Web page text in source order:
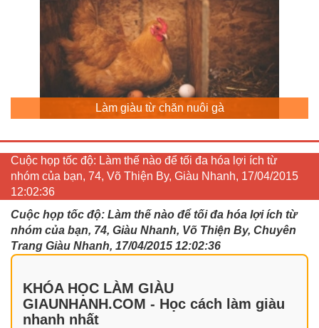
Làm giàu từ chăn nuôi gà
Cuộc họp tốc độ: Làm thế nào để tối đa hóa lợi ích từ
nhóm của bạn, 74, Võ Thiện By, Giàu Nhanh, 17/04/2015
12:02:36
Cuộc họp tốc độ: Làm thế nào để tối đa hóa lợi ích từ
nhóm của bạn, 74, Giàu Nhanh, Võ Thiện By, Chuyên
Trang Giàu Nhanh, 17/04/2015 12:02:36
KHÓA HỌC LÀM GIÀU
GIAUNHANH.COM - Học cách làm giàu
nhanh nhất